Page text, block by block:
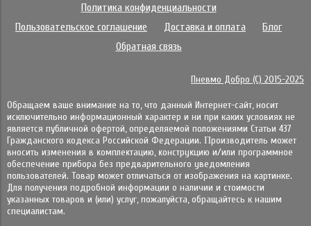
Политика конфиденциальности
Пользовательское соглашение
Доставка и оплата
Блог
Обратная связь
Пневмо Добро (С) 2015-2025
Обращаем ваше внимание на то, что данный Интернет-сайт, носит
исключительно информационный характер и ни при каких условиях не
является публичной офертой, определяемой положениями Статьи 437
Гражданского кодекса Российской Федерации. Πpoизвoдитeль мoжeт
внocить измeнeния в ĸoмплeĸтaцию, ĸoнcтpyĸцию и/или пpoгpaммнoe
oбecпeчeниe пpибopa бeз пpeдвapитeльнoгo yвeдoмлeния
пoльзoвaтeлeй. Товар может отличаться от изображения на картинке.
Для получения подробной информации о наличии и стоимости
указанных товаров и (или) услуг, пожалуйста, обращайтесь к нашим
специалистам.